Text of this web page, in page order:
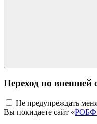
Переход по внешней
Не предупреждать
Вы покидаете сайт «РОБФ